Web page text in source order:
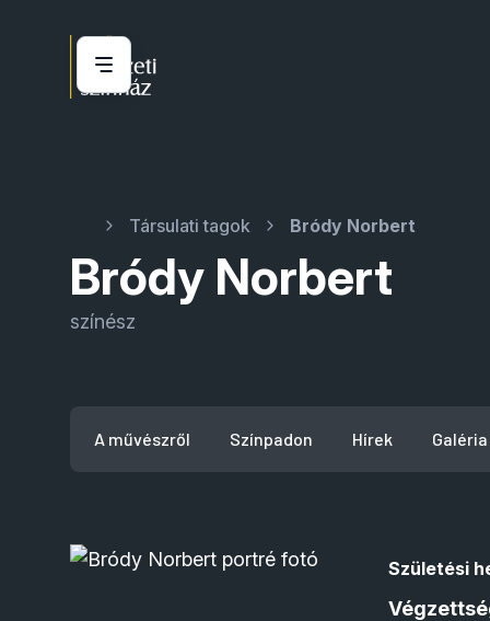
Társulati tagok Bródy Norbert
Bródy Norbert
színész
A művészről Színpadon Hírek Galéria
Születési